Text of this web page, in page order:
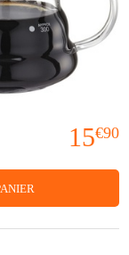
15€90